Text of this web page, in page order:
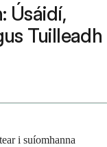
Úsáidí,
Tuilleadh
i suíomhanna